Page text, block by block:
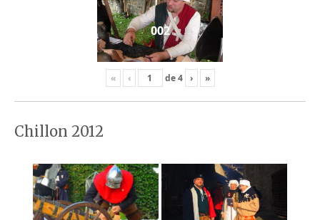
002
« ‹ de4 › »
Chillon 2012